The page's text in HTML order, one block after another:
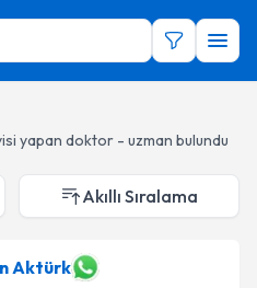
yapan doktor - uzman bulundu
Akıllı Sıralama
Aktürk